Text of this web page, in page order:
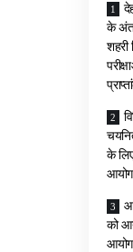
के
शहरी
के
आयोग
को
आयोग